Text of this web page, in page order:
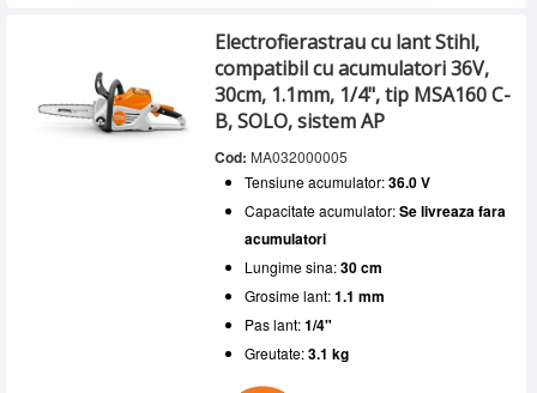
Electrofierastrau cu lant Stihl,
compatibil cu acumulatori 36V,
30cm, 1.1mm, 1/4", tip MSA160 C-
B, SOLO, sistem AP
Cod: MA032000005
Tensiune acumulator:36.0 V
Capacitate acumulator:Se livreaza fara
acumulatori
Lungime sina:30 cm
Grosime lant:1.1 mm
Pas lant:1/4"
Greutate:3.1 kg